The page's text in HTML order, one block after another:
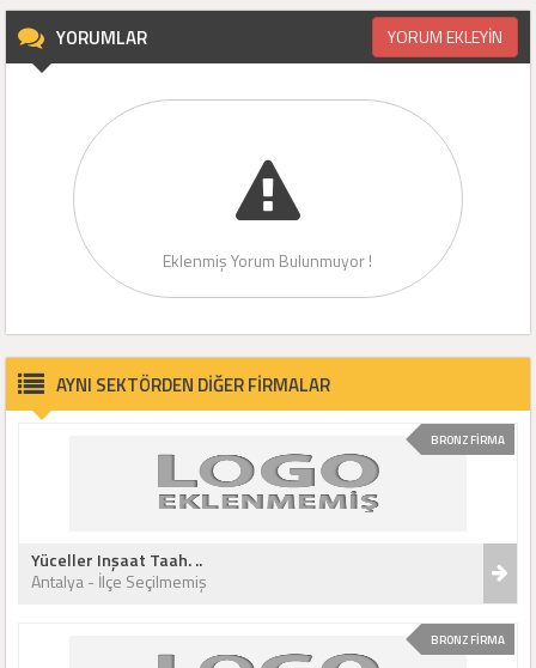
YORUMLAR YORUM EKLEYİN
Eklenmiş Yorum Bulunmuyor !
AYNI SEKTÖRDEN DİĞER FİRMALAR
BRONZ FİRMA
Yüceller Inşaat Taah. ..
Antalya - İlçe Seçilmemiş
BRONZ FİRMA